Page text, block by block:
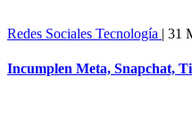
Redes Sociales Tecnología | 31
Incumplen Meta, Snapchat,